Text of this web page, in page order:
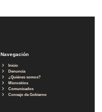
Navegación
Inicio
Denuncia
¿Quiénes somos?
Micrositios
Comunicados
Consejo de Gobierno